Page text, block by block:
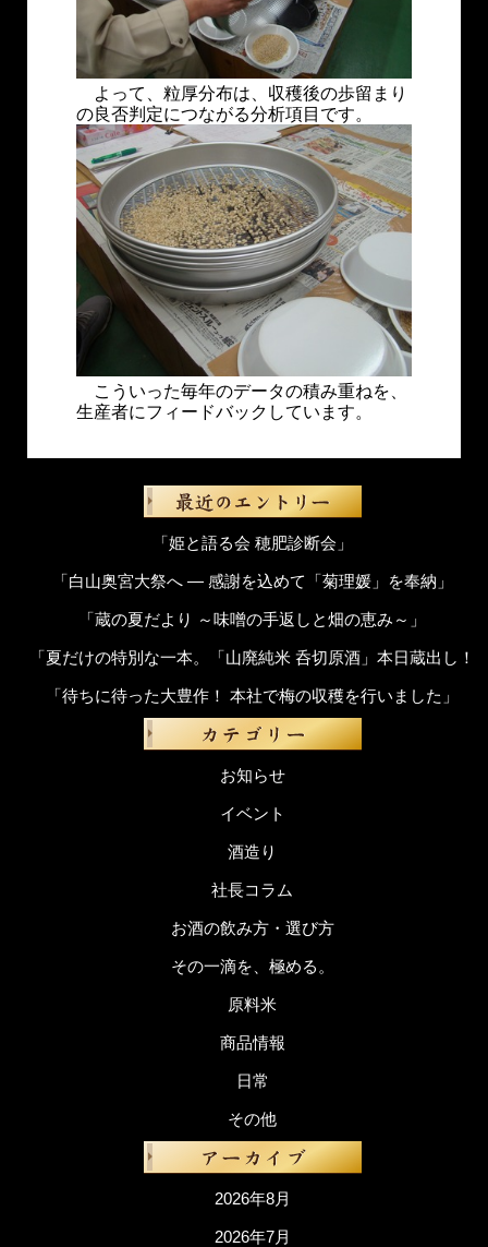
よって、粒厚分布は、収穫後の歩留まり
の良否判定につながる分析項目です。
こういった毎年のデータの積み重ねを、
生産者にフィードバックしています。
「姫と語る会 穂肥診断会」
「白山奥宮大祭へ ― 感謝を込めて「菊理媛」を奉納」
「蔵の夏だより ～味噌の手返しと畑の恵み～」
「夏だけの特別な一本。「山廃純米 呑切原酒」本日蔵出し！
「待ちに待った大豊作！ 本社で梅の収穫を行いました」
お知らせ
イベント
酒造り
社長コラム
お酒の飲み方・選び方
その一滴を、極める。
原料米
商品情報
日常
その他
2026年8月
2026年7月